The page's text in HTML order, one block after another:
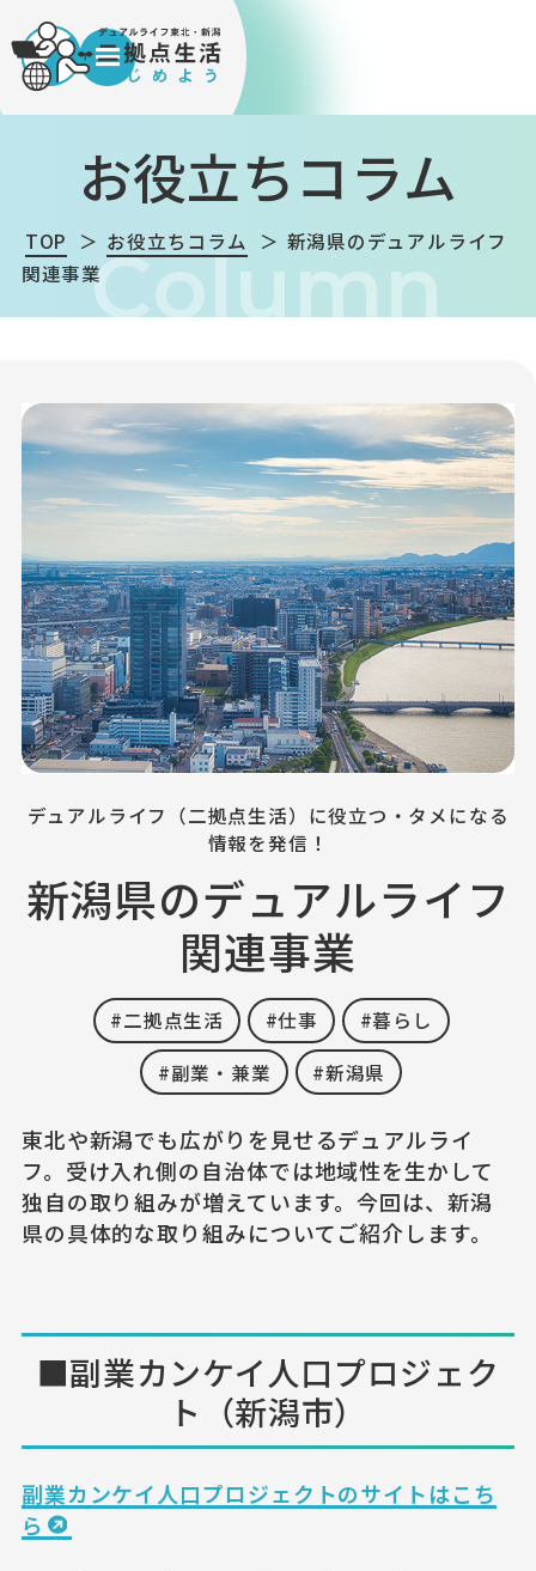
Column
お役立ちコラム
TOP お役立ちコラム
新潟県のデュアルライフ
関連事業
デュアルライフ（二拠点生活）に役立つ・タメになる
情報を発信！
新潟県のデュアルライフ
関連事業
#二拠点生活 #仕事
#暮らし
#副業・兼業
#新潟県
東北や新潟でも広がりを見せるデュアルライ
フ。受け入れ側の自治体では地域性を生かして
独自の取り組みが増えています。今回は、新潟
県の具体的な取り組みについてご紹介します。
■副業カンケイ人口プロジェク
ト（新潟市）
副業カンケイ人口プロジェクトのサイトはこち
ら